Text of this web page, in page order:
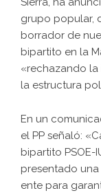
grupo popular,
borrador de
bipartito en la
«rechazando la
la estructura
En un
el PP señaló:
bipartito PSOE-
presentado
ente para